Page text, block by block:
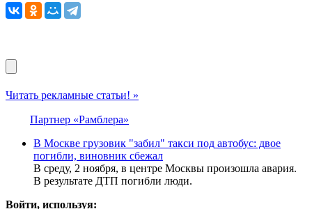
Читать рекламные статьи! »
Партнер «Рамблера»
В Москве грузовик "забил" такси под автобус: двое
погибли, виновник сбежал
В среду, 2 ноября, в центре Москвы произошла авария.
В результате ДТП погибли люди.
Войти, используя: